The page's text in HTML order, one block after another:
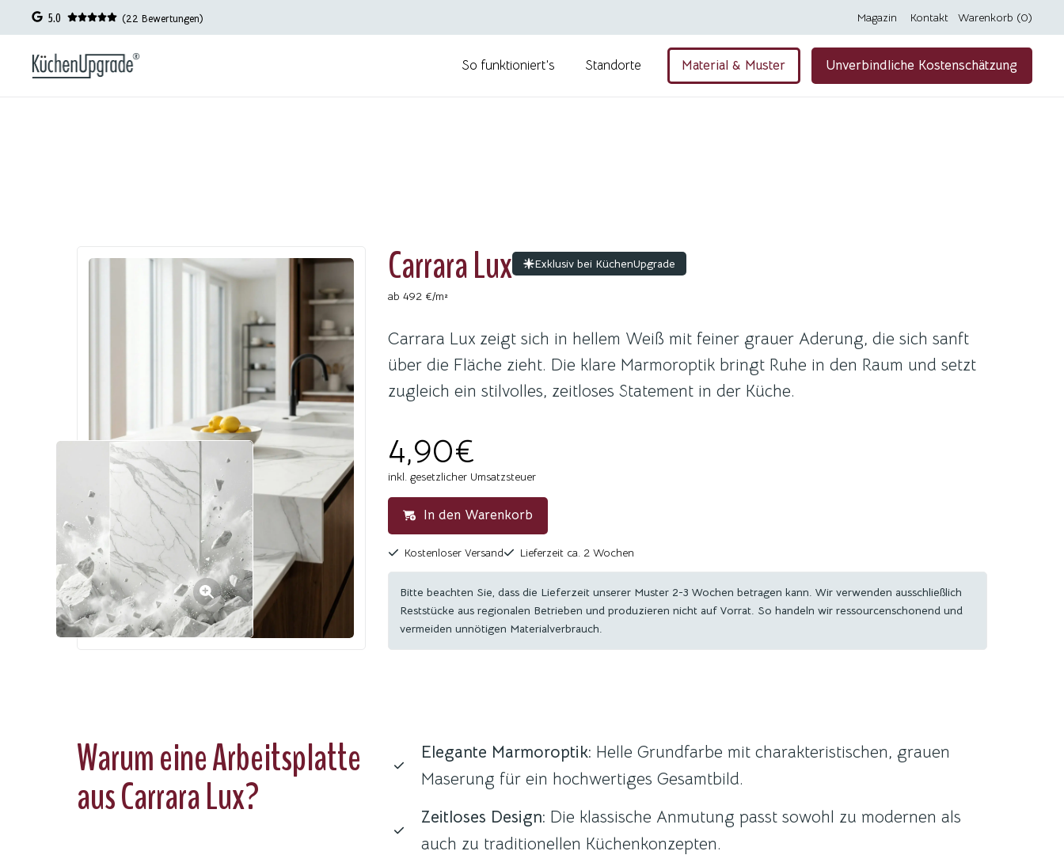
5.0 (22 Bewertungen) Magazin Kontakt Warenkorb (0)
So funktioniert’s Standorte Material & Muster Unverbindliche Kostenschätzung
Carrara Lux
ab 492 €/m²
Exklusiv bei KüchenUpgrade
Carrara Lux zeigt sich in hellem Weiß mit feiner grauer Aderung, die sich sanft
über die Fläche zieht. Die klare Marmoroptik bringt Ruhe in den Raum und setzt
zugleich ein stilvolles, zeitloses Statement in der Küche.
4,90€
inkl. gesetzlicher Umsatzsteuer
In den Warenkorb
Kostenloser Versand Lieferzeit ca. 2 Wochen
Bitte beachten Sie, dass die Lieferzeit unserer Muster 2-3 Wochen betragen kann. Wir verwenden ausschließlich
Reststücke aus regionalen Betrieben und produzieren nicht auf Vorrat. So handeln wir ressourcenschonend und
vermeiden unnötigen Materialverbrauch.
Warum eine Arbeitsplatte
aus Carrara Lux?
Elegante Marmoroptik: Helle Grundfarbe mit charakteristischen, grauen
Maserung für ein hochwertiges Gesamtbild.
Zeitloses Design: Die klassische Anmutung passt sowohl zu modernen als
auch zu traditionellen Küchenkonzepten.